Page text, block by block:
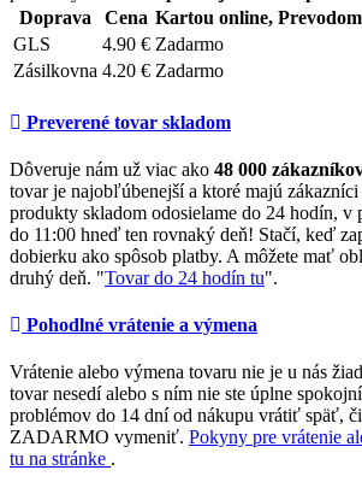
Doprava
Cena Kartou online,
GLS
4.90 € Zadarmo
Zásilkovna 4.20 € Zadarmo
Preverené tovar skladom
Dôveruje nám už viac ako 48 000
tovar je najobľúbenejší a ktoré majú
produkty skladom odosielame do 24 hodín, v
do 11:00 hneď ten rovnaký deň! Stačí, keď
dobierku ako spôsob platby. A môžete mať
druhý deň. "Tovar do 24 hodín tu".
Pohodlné vrátenie a výmena
Vrátenie alebo výmena tovaru nie je u nás
tovar nesedí alebo s ním nie ste úplne
problémov do 14 dní od nákupu vrátiť späť,
ZADARMO vymeniť. Pokyny pre vrátenie
tu na stránke .